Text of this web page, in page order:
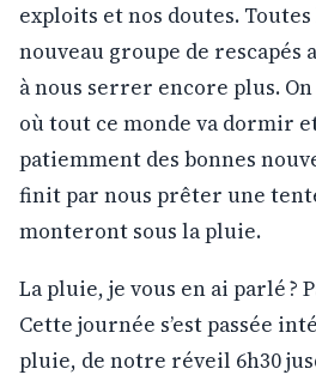
exploits et nos doutes.
nouveau groupe de
à nous serrer encore plus.
où tout ce monde va dormir
patiemment des bonnes
finit par nous prêter une
monteront sous la pluie.
La pluie, je vous en ai parlé ?
Cette journée s’est passée
pluie, de notre réveil 6h30